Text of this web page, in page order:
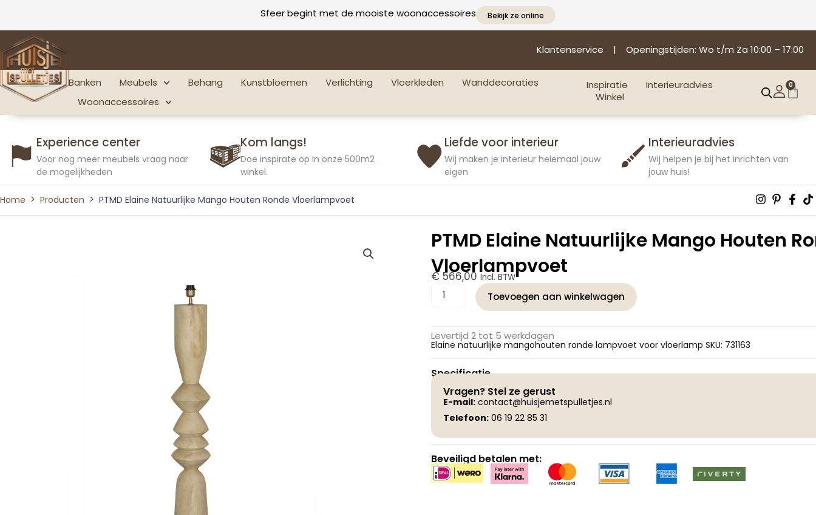
inhoud
Sfeer begint met de mooiste woonaccessoires Bekijk ze online
Klantenservice | Openingstijden: Wo t/m Za 10:00 – 17:00
Banken Meubels Behang Kunstbloemen Verlichting Vloerkleden
Wanddecoraties
Woonaccessoires
Inspiratie
Interieuradvies
Winkel
0
Experience center
Voor nog meer meubels vraag naar
de mogelijkheden
Kom langs!
Doe inspirate op in onze 500m2
winkel.
Liefde voor interieur
Wij maken je interieur helemaal jouw
eigen
Interieuradvies
Wij helpen je bij het inrichten van
jouw huis!
Home Producten PTMD Elaine Natuurlijke Mango Houten Ronde Vloerlampvoet Instagram
p f
PTMD Elaine Natuurlijke Mango Houten
Vloerlampvoet
€ 566,00 Incl. BTW
PTMD
Elaine
Houten
Ronde
aantal
Toevoegen aan winkelwagen
Levertijd 2 tot 5 werkdagen
Elaine natuurlijke mangohouten ronde lampvoet voor vloerlamp SKU: 731163
Specificatie
Vragen? Stel ze gerust
E-mail: contact@huisjemetspulletjes.nl
Telefoon: 06 19 22 85 31
Beveiligd betalen met: